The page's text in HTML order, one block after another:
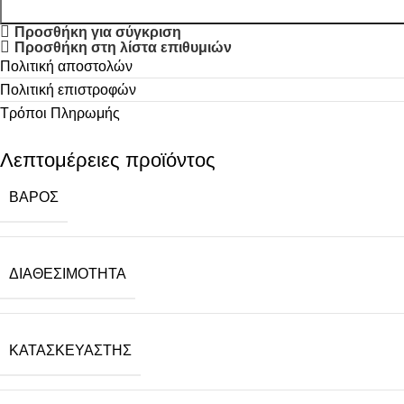
Προσθήκη για σύγκριση
Προσθήκη στη λίστα επιθυμιών
Πολιτική αποστολών
Πολιτική επιστροφών
Τρόποι Πληρωμής
Λεπτομέρειες προϊόντος
ΒΆΡΟΣ
ΔΙΑΘΕΣΙΜΌΤΗΤΑ
ΚΑΤΑΣΚΕΥΑΣΤΉΣ